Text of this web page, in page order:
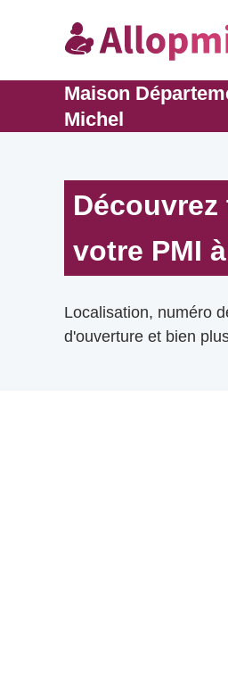
Maison
Michel
votre PMI
Localisation, numéro
d'ouverture et bien